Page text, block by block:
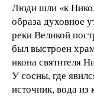
Люди шли «к
образа духовное
реки Великой
был выстроен
икона святителя
У сосны, где
источник, вода из